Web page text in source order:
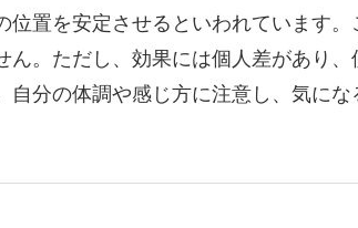
置を安定させるといわれています
。ただし、効果には個人差があり
分の体調や感じ方に注意し、気に